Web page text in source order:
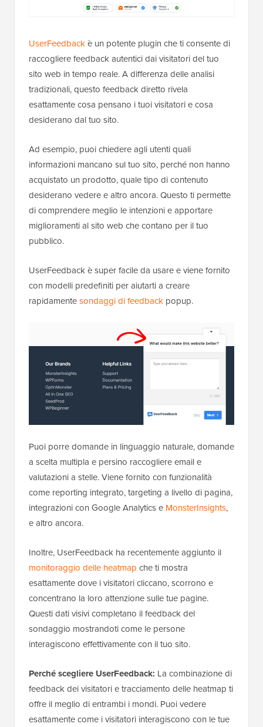
UserFeedbackè un potente plugin che ti consente di
raccogliere feedback autentici dai visitatori del tuo
sito web in tempo reale. A differenza delle analisi
tradizionali, questo feedback diretto rivela
esattamente cosa pensano i tuoi visitatori e cosa
desiderano dal tuo sito.
Ad esempio, puoi chiedere agli utenti quali
informazioni mancano sul tuo sito, perché non hanno
acquistato un prodotto, quale tipo di contenuto
desiderano vedere e altro ancora. Questo ti permette
di comprendere meglio le intenzioni e apportare
miglioramenti al sito web che contano per il tuo
pubblico.
UserFeedback è super facile da usare e viene fornito
con modelli predefiniti per aiutarti a creare
rapidamentesondaggi di feedback popup.
Puoi porre domande in linguaggio naturale, domande
a scelta multipla e persino raccogliere email e
valutazioni a stelle. Viene fornito con funzionalità
come reporting integrato, targeting a livello di pagina,
integrazioni con Google Analytics e MonsterInsights,
e altro ancora.
Inoltre, UserFeedback ha recentemente aggiunto il
monitoraggio delle heatmap che ti mostra
esattamente dove i visitatori cliccano, scorrono e
concentrano la loro attenzione sulle tue pagine.
Questi dati visivi completano il feedback del
sondaggio mostrandoti come le persone
interagiscono effettivamente con il tuo sito.
Perché scegliere UserFeedback: La combinazione di
feedback dei visitatori e tracciamento delle heatmap ti
offre il meglio di entrambi i mondi. Puoi vedere
esattamente come i visitatori interagiscono con le tue